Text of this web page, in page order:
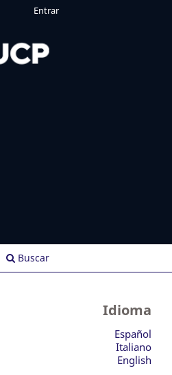
Buscar
Entrar
Idioma
Español
Italiano
English